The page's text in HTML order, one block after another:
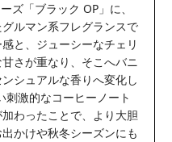
「ブラック OP」に、
ルマン系フレグランスで
と、ジューシーなチェリ
さが重なり、そこへバニ
シュアルな香りへ変化し
刺激的なコーヒーノート
わったことで、より大胆
かけや秋冬シーズンにも